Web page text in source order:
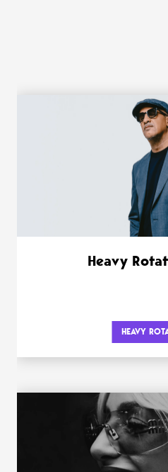
WANT
Heavy
HEAVY